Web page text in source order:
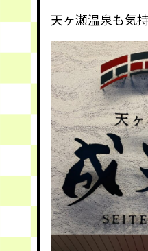
天ヶ瀬温泉も気